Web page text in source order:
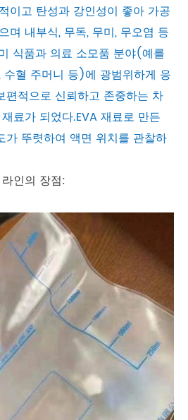
이고 탄성과 강인성이 좋아 가공
며 내부식, 무독, 무미, 무오염 등
식품과 의료 소모품 분야(예를
혈 주머니 등)에 광범위하게 응
편적으로 신뢰하고 존중하는 차
료가 되었다.EVA 재료로 만든
가 뚜렷하여 액면 위치를 관찰하
인의 장점: